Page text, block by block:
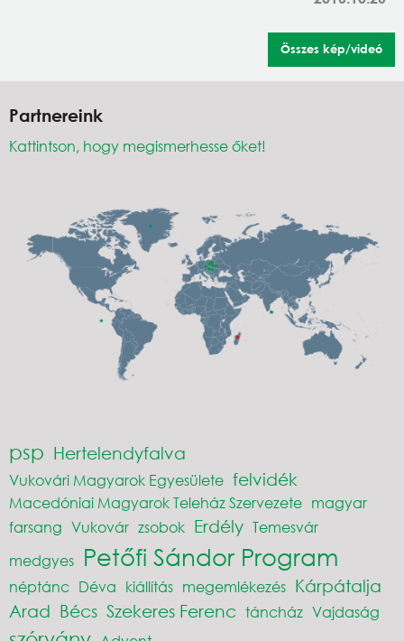
Összes kép/videó
Partnereink
Kattintson, hogy megismerhesse őket!
psp Hertelendyfalva
Vukovári Magyarok Egyesülete felvidék
Macedóniai Magyarok Teleház Szervezete magyar
farsang Vukovár zsobok Erdély Temesvár
medgyes Petőfi Sándor Program
néptánc Déva kiállítás megemlékezés Kárpátalja
Arad Bécs Szekeres Ferenc táncház Vajdaság